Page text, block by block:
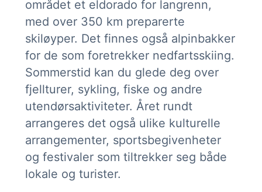
området et eldorado for langrenn,
med over 350 km preparerte
skiløyper. Det finnes også alpinbakker
for de som foretrekker nedfartsskiing.
Sommerstid kan du glede deg over
fjellturer, sykling, fiske og andre
utendørsaktiviteter. Året rundt
arrangeres det også ulike kulturelle
arrangementer, sportsbegivenheter
og festivaler som tiltrekker seg både
lokale og turister.